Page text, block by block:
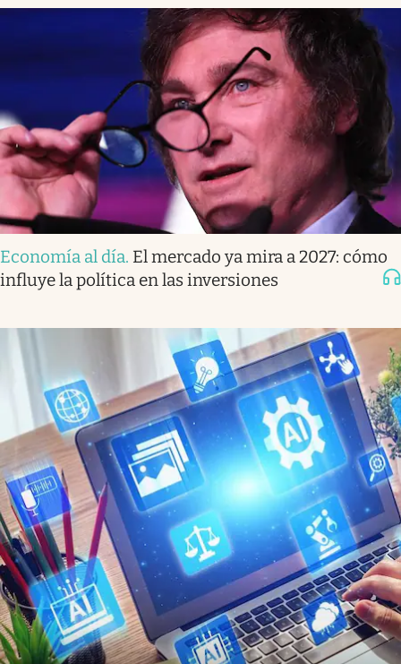
Economía al día. El mercado ya mira a 2027: cómo
influye la política en las inversiones